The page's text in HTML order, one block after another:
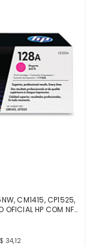
CM1415, CP1525,
OFICIAL HP COM NF
34,12